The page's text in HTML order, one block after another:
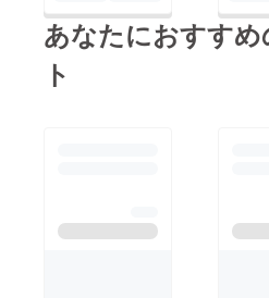
あなたにおすす
ト